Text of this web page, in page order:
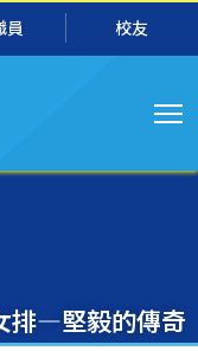
員 校友
排—堅毅的傳奇